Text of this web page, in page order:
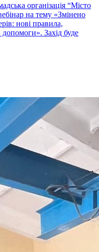
організація “Місто
на тему «Змінено
нові правила,
Захід буде